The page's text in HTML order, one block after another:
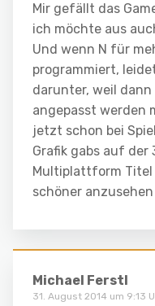
Mir gefällt das
ich möchte aus
Und wenn N für
programmiert,
darunter, weil dann
angepasst werden
jetzt schon bei
Grafik gabs auf
Multiplattform
schöner anzusehen
Michael Ferstl
31. August 2014 um 9:13